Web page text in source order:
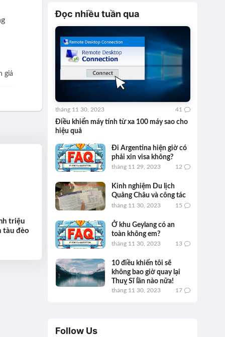
giá
triệu
tàu đèo
Đọc nhiều tuần qua
Điều khiển máy tính từ xa 100 máy sao cho
hiệu quả
tháng 11 30, 2023 41
Đi Argentina hiện giờ có
phải xin visa không?
tháng 11 29, 2023 12
Kinh nghiệm Du lịch
Quảng Châu và công tác
tháng 11 30, 2023 15
Ở khu Geylang có an
toàn không em?
tháng 11 30, 2023 13
10 điều khiến tôi sẽ
không bao giờ quay lại
Thuỵ Sĩ lần nào nữa!
tháng 11 30, 2023 17
Follow Us